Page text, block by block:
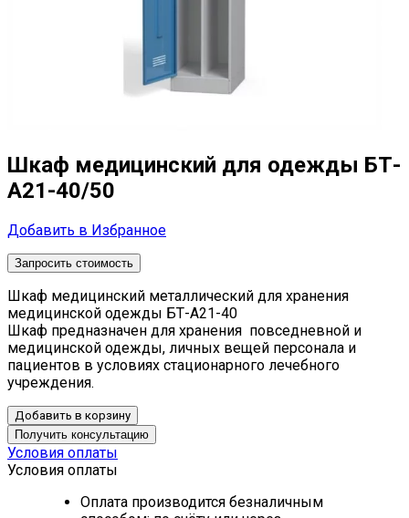
Шкаф медицинский для одежды БТ-
А21-40/50
Добавить в Избранное
Запросить стоимость
Шкаф медицинский металлический для хранения
медицинской одежды БТ-А21-40
Шкаф предназначен для хранения повседневной и
медицинской одежды, личных вещей персонала и
пациентов в условиях стационарного лечебного
учреждения.
Добавить в корзину
Получить консультацию
Условия оплаты
Условия оплаты
Оплата производится безналичным